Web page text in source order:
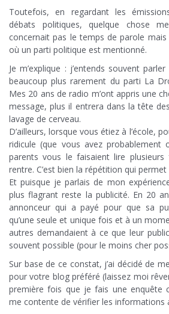
Toutefois, en regardant les
débats politiques, quelque chose
concernait pas le temps de parole
où un parti politique est mentionné.
Je m’explique : j’entends souvent
beaucoup plus rarement du parti La
Mes 20 ans de radio m’ont appris une
message, plus il entrera dans la tête
lavage de cerveau.
D’ailleurs, lorsque vous étiez à l’école,
ridicule (que vous avez probablement
parents vous le faisaient lire plusieurs
rentre. C’est bien la répétition qui
Et puisque je parlais de mon
plus flagrant reste la publicité. En 20
annonceur qui a payé pour que sa
qu’une seule et unique fois et à un
autres demandaient à ce que leur
souvent possible (pour le moins cher
Sur base de ce constat, j’ai décidé de
pour votre blog préféré (laissez moi
première fois que je fais une enquête
me contente de vérifier les informations